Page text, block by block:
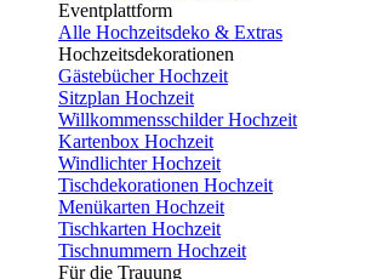
Eventplattform
Alle Hochzeitsdeko & Extras
Hochzeitsdekorationen
Gästebücher Hochzeit
Sitzplan Hochzeit
Willkommensschilder Hochzeit
Kartenbox Hochzeit
Windlichter Hochzeit
Tischdekorationen Hochzeit
Menükarten Hochzeit
Tischkarten Hochzeit
Tischnummern Hochzeit
Für die Trauung